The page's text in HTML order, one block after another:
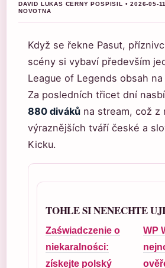
DAVID LUKAS CERNY POSPISIL • 2026-05-
NOVOTNA
Když se řekne Pasut,
scény si vybaví především
League of Legends obsah
Za posledních třicet dní
880 diváků na stream, což z
výraznějších tváří české a
Kicku.
TOHLE SI NENECHTE
Zaświadczenie o
niekaralności:
získejte polský
WP